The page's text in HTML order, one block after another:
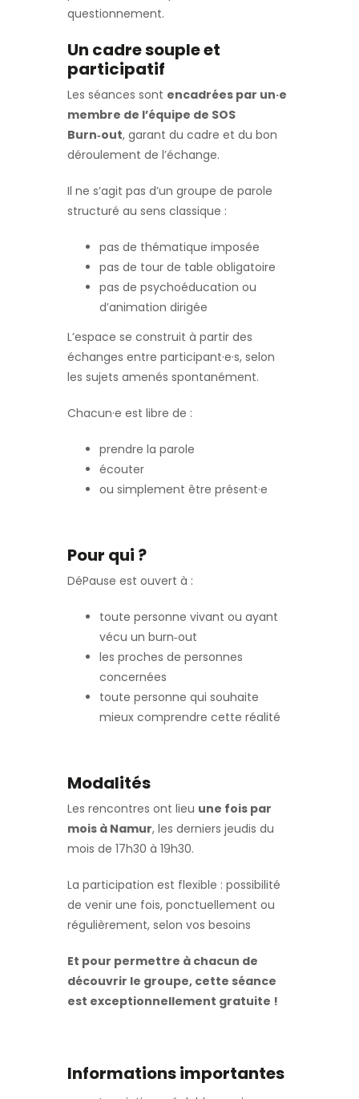
questionnement.
Un cadre souple et
participatif
Les séances sont encadrées par un·e
membre de l’équipe de SOS
Burn‑out, garant du cadre et du bon
déroulement de l’échange.
Il ne s’agit pas d’un groupe de parole
structuré au sens classique :
pas de thématique imposée
pas de tour de table obligatoire
pas de psychoéducation ou
d’animation dirigée
L’espace se construit à partir des
échanges entre participant·e·s, selon
les sujets amenés spontanément.
Chacun·e est libre de :
prendre la parole
écouter
ou simplement être présent·e
Pour qui ?
DéPause est ouvert à :
toute personne vivant ou ayant
vécu un burn‑out
les proches de personnes
concernées
toute personne qui souhaite
mieux comprendre cette réalité
Modalités
Les rencontres ont lieu une fois par
mois à Namur, les derniers jeudis du
mois de 17h30 à 19h30.
La participation est flexible : possibilité
de venir une fois, ponctuellement ou
régulièrement, selon vos besoins
Et pour permettre à chacun de
découvrir le groupe, cette séance
est exceptionnellement gratuite !
Informations importantes